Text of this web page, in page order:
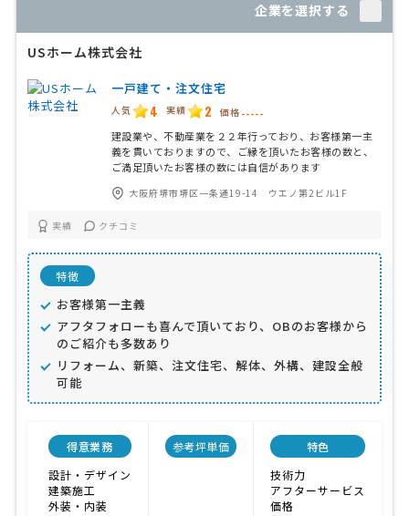
企業を選択する
USホーム株式会社
一戸建て・注文住宅
人気 4 実績 2 価格 -----
建設業や、不動産業を２２年行っており、お客様第一主
義を貫いておりますので、ご縁を頂いたお客様の数と、
ご満足頂いたお客様の数には自信があります
大阪府堺市堺区一条通19-14 ウエノ第2ビル1F
実績 クチコミ
特徴
お客様第一主義
アフタフォローも喜んで頂いており、OBのお客様から
のご紹介も多数あり
リフォーム、新築、注文住宅、解体、外構、建設全般
可能
得意業務
設計・デザイン
建築施工
外装・内装
参考坪単価
特色
技術力
アフターサービス
価格